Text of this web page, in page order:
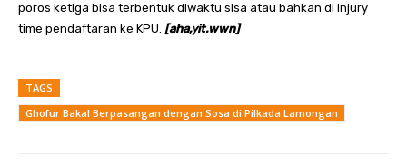
poros ketiga bisa terbentuk diwaktu sisa atau bahkan di injury
time pendaftaran ke KPU. [aha,yit.wwn]
TAGS
Ghofur Bakal Berpasangan dengan Sosa di Pilkada Lamongan